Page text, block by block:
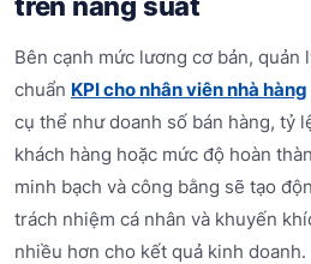
trên năng suất
Bên cạnh mức lương cơ bản, quản
chuẩn KPI cho nhân viên nhà hàng
cụ thể như doanh số bán hàng, tỷ
khách hàng hoặc mức độ hoàn
minh bạch và công bằng sẽ tạo
trách nhiệm cá nhân và khuyến
nhiều hơn cho kết quả kinh doanh.